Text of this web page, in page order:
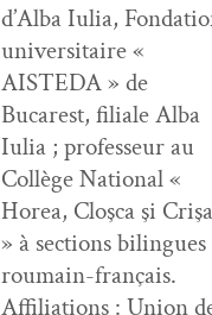
d’Alba Iulia,
uni­ver­si­taire «
AISTEDA » de
Bucarest, fil­iale Alba
Iulia ; pro­fesseur au
Col­lège Nation­al «
Horea, Cloş­ca şi
» à sec­tions bilingues
roumain-français.
Affil­i­a­tions : Union